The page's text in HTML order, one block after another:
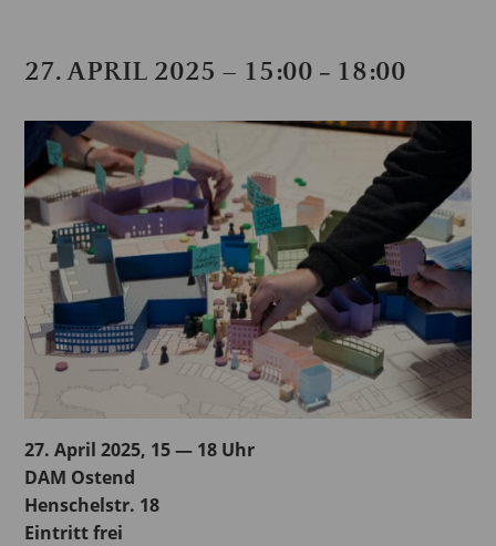
27. APRIL 2025 – 15:00 – 18:00
27. April 2025, 15 — 18 Uhr
DAM Ostend
Henschelstr. 18
Eintritt frei